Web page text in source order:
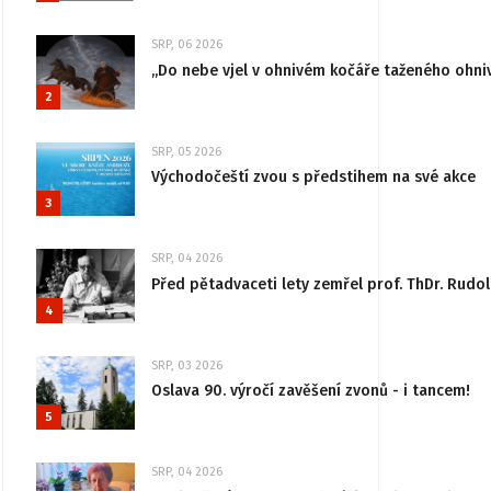
2
SRP, 06 2026
„Do nebe vjel v ohnivém kočáře taženého
3
SRP, 05 2026
Východočeští zvou s předstihem na své akce
4
SRP, 04 2026
Před pětadvaceti lety zemřel prof. ThDr.
5
SRP, 03 2026
Oslava 90. výročí zavěšení zvonů - i tancem!
SRP, 04 2026